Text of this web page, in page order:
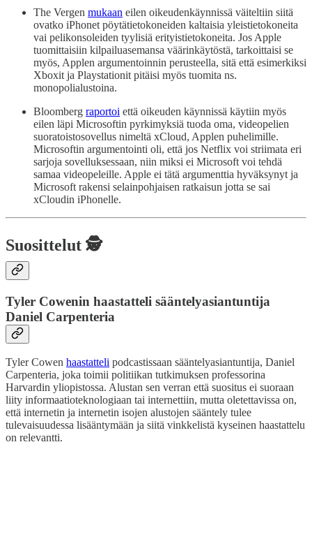
The Vergen mukaan eilen oikeudenkäynnissä väiteltiin siitä
ovatko iPhonet pöytätietokoneiden kaltaisia yleistietokoneita
vai pelikonsoleiden tyylisiä erityistietokoneita. Jos Apple
tuomittaisiin kilpailuasemansa väärinkäytöstä, tarkoittaisi se
myös, Applen argumentoinnin perusteella, sitä että esimerkiksi
Xboxit ja Playstationit pitäisi myös tuomita ns.
monopolialustoina.
Bloomberg raportoi että oikeuden käynnissä käytiin myös
eilen läpi Microsoftin pyrkimyksiä tuoda oma, videopelien
suoratoistosovellus nimeltä xCloud, Applen puhelimille.
Microsoftin argumentointi oli, että jos Netflix voi striimata eri
sarjoja sovelluksessaan, niin miksi ei Microsoft voi tehdä
samaa videopeleille. Apple ei tätä argumenttia hyväksynyt ja
Microsoft rakensi selainpohjaisen ratkaisun jotta se sai
xCloudin iPhonelle.
Suosittelut 🕵️
Tyler Cowenin haastatteli sääntelyasiantuntija
Daniel Carpenteria
Tyler Cowen haastatteli podcastissaan sääntelyasiantuntija, Daniel
Carpenteria, joka toimii politiikan tutkimuksen professorina
Harvardin yliopistossa. Alustan sen verran että suositus ei suoraan
liity informaatioteknologiaan tai internettiin, mutta oletettavissa on,
että internetin ja internetin isojen alustojen sääntely tulee
tulevaisuudessa lisääntymään ja siitä vinkkelistä kyseinen haastattelu
on relevantti.